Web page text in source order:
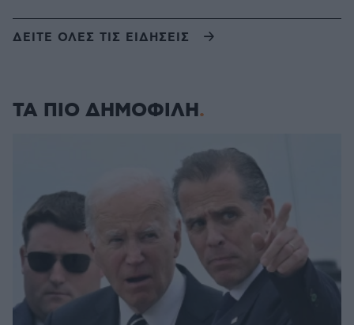
ΔΕΙΤΕ ΟΛΕΣ ΤΙΣ ΕΙΔΗΣΕΙΣ
ΤΑ ΠΙΟ ΔΗΜΟΦΙΛΗ